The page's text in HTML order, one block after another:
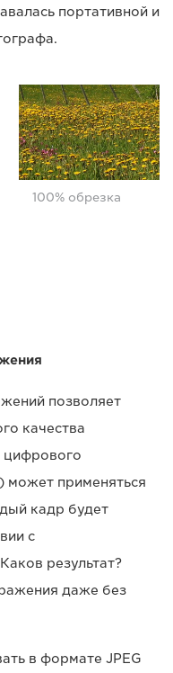
портативной и
100% обрезка
позволяет
качества
цифрового
может применяться
кадр будет
с
результат?
даже без
в формате JPEG